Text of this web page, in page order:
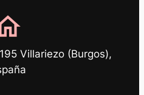
Villariezo (Burgos),